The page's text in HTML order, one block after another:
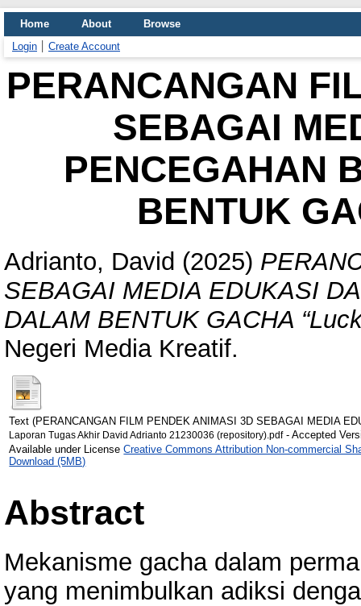
Home About
Browse
Login
Create Account
PERANCANGAN
SEBAGAI
PENCEGAHAN
BENTUK
Adrianto, David (2025)
SEBAGAI MEDIA EDUKASI
DALAM BENTUK GACHA
Negeri Media Kreatif.
Text (PERANCANGAN FILM PENDEK ANIMASI 3D SEBAGAI MEDIA
Laporan Tugas Akhir David Adrianto 21230036 (repository).pdf- Accepted
Available under LicenseCreative Commons Attribution Non-commercial
Download (5MB)
Abstract
Mekanisme gacha dalam
yang menimbulkan adiksi